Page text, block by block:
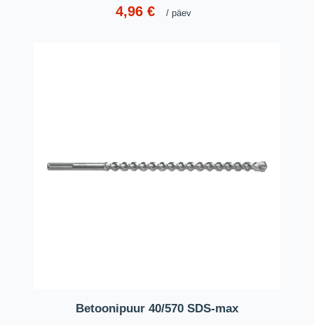
4,96 € päev
Betoonipuur 40/570 SDS-max